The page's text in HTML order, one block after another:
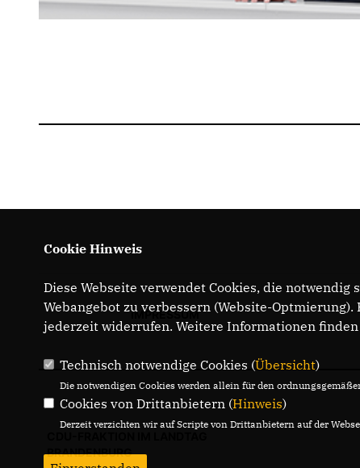
IMPRESSUM
BRANDENBURG
Cookie Hinweis
Diese Webseite verwendet Cookies, die
Webangebot zu verbessern (Website-
jederzeit widerrufen. Weitere Informationen
Technisch notwendige Cookies (Übersicht)
Die notwendigen Cookies werden allein für den
Cookies von Drittanbietern (Hinweis)
Derzeit verzichten wir auf Scripte von Drittanbietern auf der